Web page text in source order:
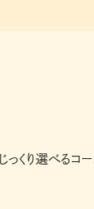
くり選べるコ